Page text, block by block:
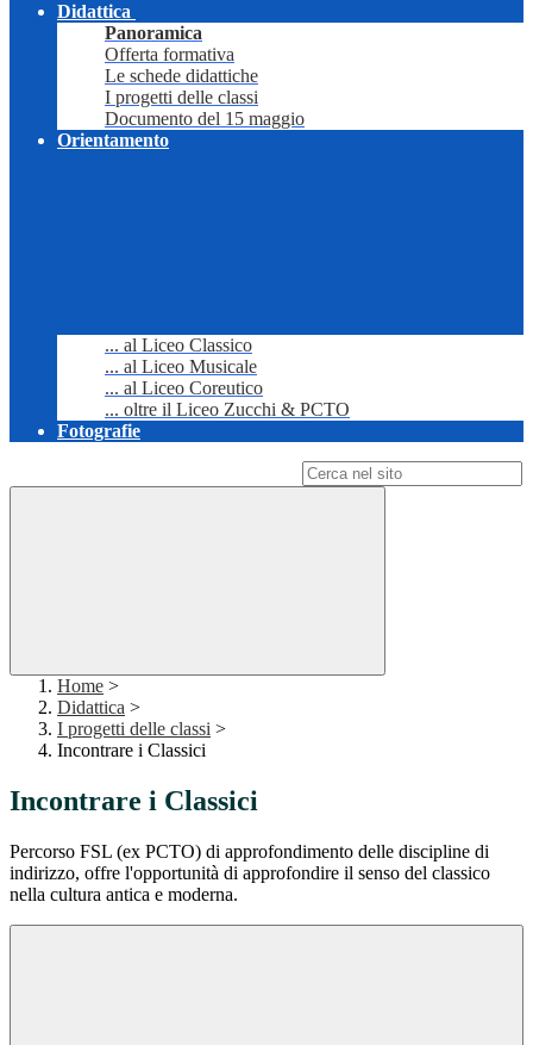
Didattica
Panoramica
Offerta formativa
Le schede didattiche
I progetti delle classi
Documento del 15 maggio
Orientamento
... al Liceo Classico
... al Liceo Musicale
... al Liceo Coreutico
... oltre il Liceo Zucchi & PCTO
Fotografie
Home >
Didattica >
I progetti delle classi >
Incontrare i Classici
Incontrare i Classici
Percorso FSL (ex PCTO) di approfondimento delle discipline di
indirizzo, offre l'opportunità di approfondire il senso del classico
nella cultura antica e moderna.